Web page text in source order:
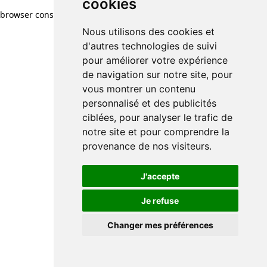
cookies
Nous utilisons des cookies et
d'autres technologies de suivi
pour améliorer votre expérience
de navigation sur notre site, pour
vous montrer un contenu
personnalisé et des publicités
ciblées, pour analyser le trafic de
notre site et pour comprendre la
provenance de nos visiteurs.
J'accepte
Je refuse
Changer mes préférences
browser console for more information)